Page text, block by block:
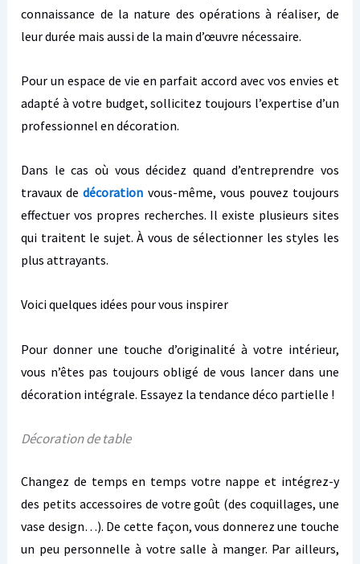
connaissance de la nature des opérations à réaliser, de
leur durée mais aussi de la main d’œuvre nécessaire.
Pour un espace de vie en parfait accord avec vos envies et
adapté à votre budget, sollicitez toujours l’expertise d’un
professionnel en décoration.
Dans le cas où vous décidez quand d’entreprendre vos
travaux dedécoration vous-même, vous pouvez toujours
effectuer vos propres recherches. Il existe plusieurs sites
qui traitent le sujet. À vous de sélectionner les styles les
plus attrayants.
Voici quelques idées pour vous inspirer
Pour donner une touche d’originalité à votre intérieur,
vous n’êtes pas toujours obligé de vous lancer dans une
décoration intégrale. Essayez la tendance déco partielle !
Décoration de table
Changez de temps en temps votre nappe et intégrez-y
des petits accessoires de votre goût (des coquillages, une
vase design…). De cette façon, vous donnerez une touche
un peu personnelle à votre salle à manger. Par ailleurs,